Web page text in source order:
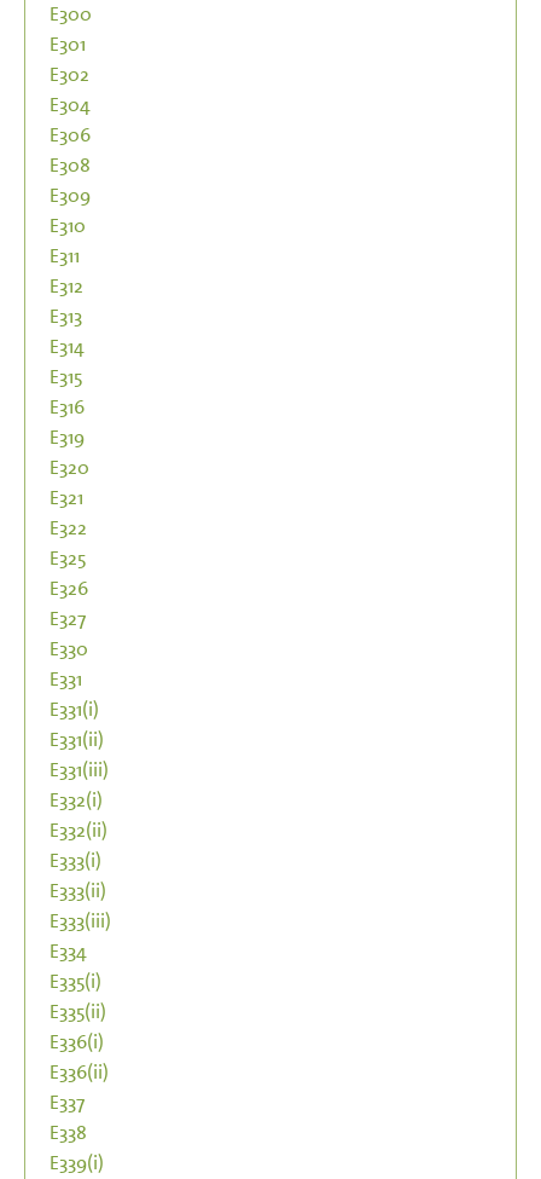
E300
E301
E302
E304
E306
E308
E309
E310
E311
E312
E313
E314
E315
E316
E319
E320
E321
E322
E325
E326
E327
E330
E331
E331(i)
E331(ii)
E331(iii)
E332(i)
E332(ii)
E333(i)
E333(ii)
E333(iii)
E334
E335(i)
E335(ii)
E336(i)
E336(ii)
E337
E338
E339(i)